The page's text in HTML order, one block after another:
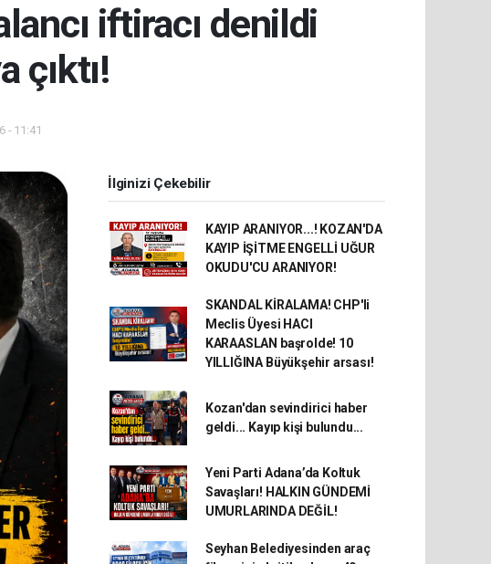
iftiracı denildi
çıktı!
- 11:41
İlginizi Çekebilir
KAYIP ARANIYOR...! KOZAN'DA
KAYIP İŞİTME ENGELLİ UĞUR
OKUDU'CU ARANIYOR!
SKANDAL KİRALAMA! CHP'li
Meclis Üyesi HACI
KARAASLAN başrolde! 10
YILLIĞINA Büyükşehir arsası!
Kozan'dan sevindirici haber
geldi... Kayıp kişi bulundu...
Yeni Parti Adana’da Koltuk
Savaşları! HALKIN GÜNDEMİ
UMURLARINDA DEĞİL!
Seyhan Belediyesinden araç